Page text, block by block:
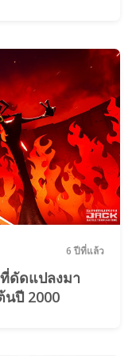
6 ปีที่แล้ว
ดัดแปลงมา
ปี 2000